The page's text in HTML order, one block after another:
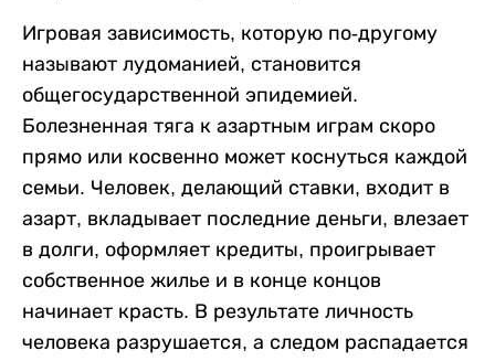
Игровая зависимость, которую по-другому
называют лудоманией, становится
общегосударственной эпидемией.
Болезненная тяга к азартным играм скоро
прямо или косвенно может коснуться каждой
семьи. Человек, делающий ставки, входит в
азарт, вкладывает последние деньги, влезает
в долги, оформляет кредиты, проигрывает
собственное жилье и в конце концов
начинает красть. В результате личность
человека разрушается, а следом распадается